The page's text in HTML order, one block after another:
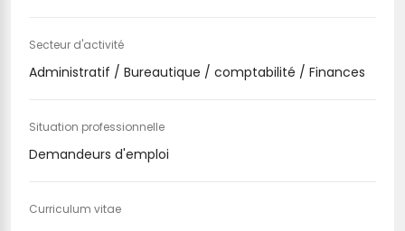
Secteur d'activité
Administratif / Bureautique / comptabilité / Finances
Situation professionnelle
Demandeurs d'emploi
Curriculum vitae